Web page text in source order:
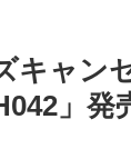
キャン
」